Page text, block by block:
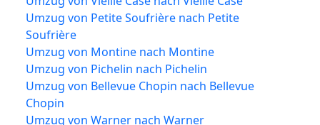
Umzug von Petite Soufrière nach Petite
Soufrière
Umzug von Montine nach Montine
Umzug von Pichelin nach Pichelin
Umzug von Bellevue Chopin nach Bellevue
Chopin
Umzug von Warner nach Warner